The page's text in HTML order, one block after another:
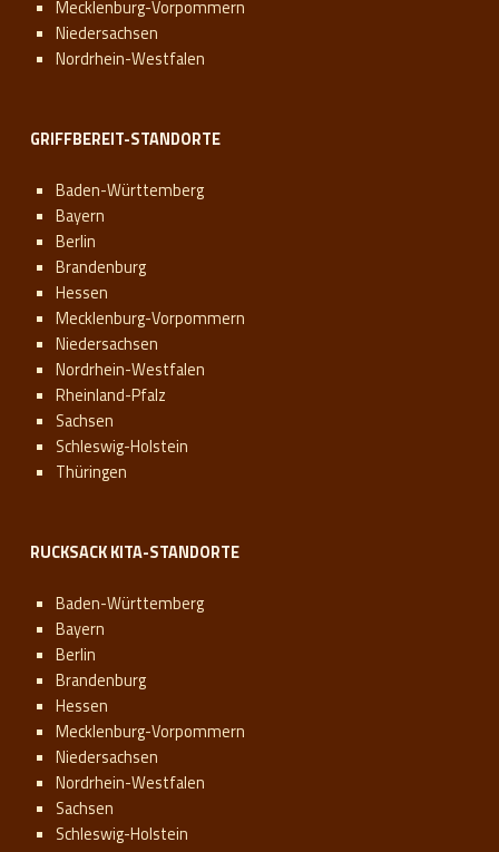
Mecklenburg-Vorpommern
Niedersachsen
Nordrhein-Westfalen
GRIFFBEREIT-STANDORTE
Baden-Württemberg
Bayern
Berlin
Brandenburg
Hessen
Mecklenburg-Vorpommern
Niedersachsen
Nordrhein-Westfalen
Rheinland-Pfalz
Sachsen
Schleswig-Holstein
Thüringen
RUCKSACK KITA-STANDORTE
Baden-Württemberg
Bayern
Berlin
Brandenburg
Hessen
Mecklenburg-Vorpommern
Niedersachsen
Nordrhein-Westfalen
Sachsen
Schleswig-Holstein